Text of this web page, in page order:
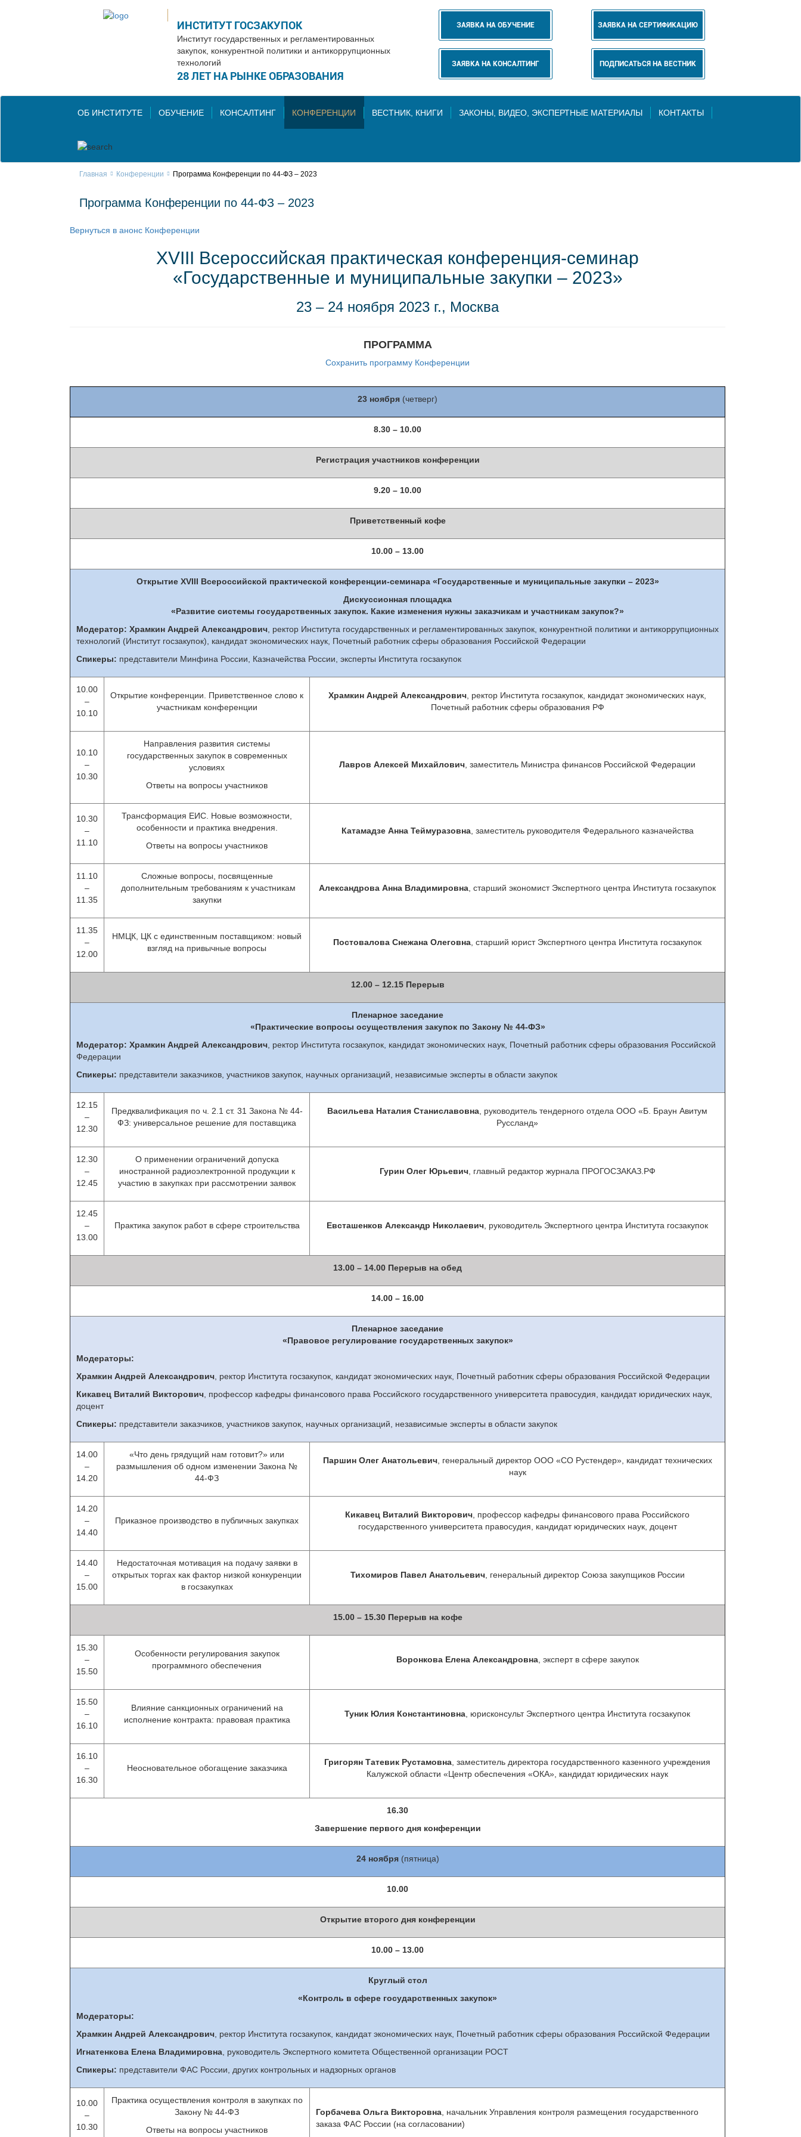
ИНСТИТУТ ГОСЗАКУПОК
Институт государственных и регламентированных
закупок, конкурентной политики и антикоррупционных
технологий
28 ЛЕТ НА РЫНКЕ ОБРАЗОВАНИЯ
ЗАЯВКА НА ОБУЧЕНИЕ ЗАЯВКА НА СЕРТИФИКАЦИЮ
ЗАЯВКА НА КОНСАЛТИНГ ПОДПИСАТЬСЯ НА ВЕСТНИК
ОБ ИНСТИТУТЕ ОБУЧЕНИЕ КОНСАЛТИНГ КОНФЕРЕНЦИИ ВЕСТНИК, КНИГИ ЗАКОНЫ, ВИДЕО, ЭКСПЕРТНЫЕ МАТЕРИАЛЫ КОНТАКТЫ
Главная Конференции Программа Конференции по 44-ФЗ – 2023
Программа Конференции по 44-ФЗ – 2023
Вернуться в анонс Конференции
XVIII Всероссийская практическая конференция-семинар
«Государственные и муниципальные закупки – 2023»
23 – 24 ноября 2023 г., Москва
ПРОГРАММА
Сохранить программу Конференции
23 ноября (четверг)
8.30 – 10.00
Регистрация участников конференции
9.20 – 10.00
Приветственный кофе
10.00 – 13.00
Открытие XVIII Всероссийской практической конференции-семинара «Государственные и муниципальные закупки – 2023»
Дискуссионная площадка
«Развитие системы государственных закупок. Какие изменения нужны заказчикам и участникам закупок?»
Модератор: Храмкин Андрей Александрович, ректор Института государственных и регламентированных закупок, конкурентной политики и антикоррупционных
технологий (Институт госзакупок), кандидат экономических наук, Почетный работник сферы образования Российской Федерации
Спикеры: представители Минфина России, Казначейства России, эксперты Института госзакупок
10.00
–
10.10
Открытие конференции. Приветственное слово к
участникам конференции
Храмкин Андрей Александрович, ректор Института госзакупок, кандидат экономических наук,
Почетный работник сферы образования РФ
10.10
–
10.30
Направления развития системы
государственных закупок в современных
условиях
Ответы на вопросы участников
Лавров Алексей Михайлович, заместитель Министра финансов Российской Федерации
10.30
–
11.10
Трансформация ЕИС. Новые возможности,
особенности и практика внедрения.
Ответы на вопросы участников
Катамадзе Анна Теймуразовна, заместитель руководителя Федерального казначейства
11.10
–
11.35
Сложные вопросы, посвященные
дополнительным требованиям к участникам
закупки
Александрова Анна Владимировна, старший экономист Экспертного центра Института госзакупок
11.35
–
12.00
НМЦК, ЦК с единственным поставщиком: новый
взгляд на привычные вопросы
Постовалова Снежана Олеговна, старший юрист Экспертного центра Института госзакупок
12.00 – 12.15 Перерыв
Пленарное заседание
«Практические вопросы осуществления закупок по Закону № 44-ФЗ»
Модератор: Храмкин Андрей Александрович, ректор Института госзакупок, кандидат экономических наук, Почетный работник сферы образования Российской
Федерации
Спикеры: представители заказчиков, участников закупок, научных организаций, независимые эксперты в области закупок
12.15
–
12.30
Предквалификация по ч. 2.1 ст. 31 Закона № 44-
ФЗ: универсальное решение для поставщика
Васильева Наталия Станиславовна, руководитель тендерного отдела ООО «Б. Браун Авитум
Руссланд»
12.30
–
12.45
О применении ограничений допуска
иностранной радиоэлектронной продукции к
участию в закупках при рассмотрении заявок
Гурин Олег Юрьевич, главный редактор журнала ПРОГОСЗАКАЗ.РФ
12.45
–
13.00
Практика закупок работ в сфере строительства Евсташенков Александр Николаевич, руководитель Экспертного центра Института госзакупок
13.00 – 14.00 Перерыв на обед
14.00 – 16.00
Пленарное заседание
«Правовое регулирование государственных закупок»
Модераторы:
Храмкин Андрей Александрович, ректор Института госзакупок, кандидат экономических наук, Почетный работник сферы образования Российской Федерации
Кикавец Виталий Викторович, профессор кафедры финансового права Российского государственного университета правосудия, кандидат юридических наук,
доцент
Спикеры: представители заказчиков, участников закупок, научных организаций, независимые эксперты в области закупок
14.00
–
14.20
«Что день грядущий нам готовит?» или
размышления об одном изменении Закона №
44-ФЗ
Паршин Олег Анатольевич, генеральный директор ООО «СО Рустендер», кандидат технических
наук
14.20
–
14.40
Приказное производство в публичных закупках
Кикавец Виталий Викторович, профессор кафедры финансового права Российского
государственного университета правосудия, кандидат юридических наук, доцент
14.40
–
15.00
Недостаточная мотивация на подачу заявки в
открытых торгах как фактор низкой конкуренции
в госзакупках
Тихомиров Павел Анатольевич, генеральный директор Союза закупщиков России
15.00 – 15.30 Перерыв на кофе
15.30
–
15.50
Особенности регулирования закупок
программного обеспечения
Воронкова Елена Александровна, эксперт в сфере закупок
15.50
–
16.10
Влияние санкционных ограничений на
исполнение контракта: правовая практика
Туник Юлия Константиновна, юрисконсульт Экспертного центра Института госзакупок
16.10
–
16.30
Неосновательное обогащение заказчика
Григорян Татевик Рустамовна, заместитель директора государственного казенного учреждения
Калужской области «Центр обеспечения «ОКА», кандидат юридических наук
16.30
Завершение первого дня конференции
24 ноября (пятница)
10.00
Открытие второго дня конференции
10.00 – 13.00
Круглый стол
«Контроль в сфере государственных закупок»
Модераторы:
Храмкин Андрей Александрович, ректор Института госзакупок, кандидат экономических наук, Почетный работник сферы образования Российской Федерации
Игнатенкова Елена Владимировна, руководитель Экспертного комитета Общественной организации РОСТ
Спикеры: представители ФАС России, других контрольных и надзорных органов
10.00
–
10.30
Практика осуществления контроля в закупках по
Закону № 44-ФЗ
Ответы на вопросы участников
Горбачева Ольга Викторовна, начальник Управления контроля размещения государственного
заказа ФАС России (на согласовании)